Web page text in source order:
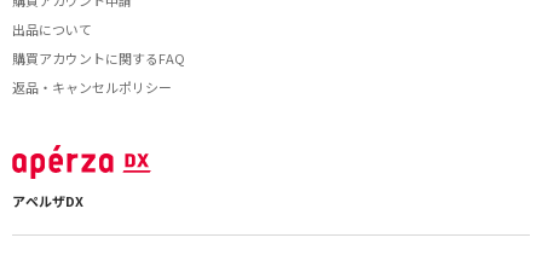
出品について
購買アカウントに関するFAQ
返品・キャンセルポリシー
アペルザDX